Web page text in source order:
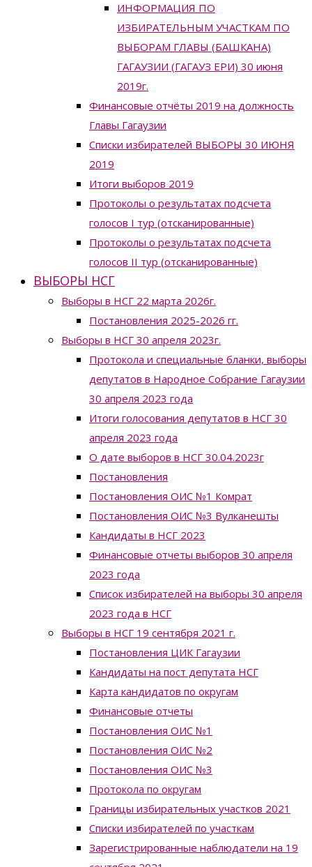
ИНФОРМАЦИЯ ПО
ИЗБИРАТЕЛЬНЫМ УЧАСТКАМ ПО
ВЫБОРАМ ГЛАВЫ (БАШКАНА)
ГАГАУЗИИ (ГАГАУЗ ЕРИ) 30 июня
2019г.
Финансовые отчёты 2019 на должность
Главы Гагаузии
Списки избирателей ВЫБОРЫ 30 ИЮНЯ
2019
Итоги выборов 2019
Протоколы о результатах подсчета
голосов I тур (отсканированные)
Протоколы о результатах подсчета
голосов II тур (отсканированные)
ВЫБОРЫ НСГ
Выборы в НСГ 22 марта 2026г.
Постановления 2025-2026 гг.
Выборы в НСГ 30 апреля 2023г.
Протокола и специальные бланки, выборы
депутатов в Народное Собрание Гагаузии
30 апреля 2023 года
Итоги голосования депутатов в НСГ 30
апреля 2023 года
О дате выборов в НСГ 30.04.2023г
Постановления
Постановления ОИС №1 Комрат
Постановления ОИС №3 Вулканешты
Кандидаты в НСГ 2023
Финансовые отчеты выборов 30 апреля
2023 года
Список избирателей на выборы 30 апреля
2023 года в НСГ
Выборы в НСГ 19 сентября 2021 г.
Постановления ЦИК Гагаузии
Кандидаты на пост депутата НСГ
Карта кандидатов по округам
Финансовые отчеты
Постановления ОИС №1
Постановления ОИС №2
Постановления ОИС №3
Протокола по округам
Границы избирательных участков 2021
Списки избирателей по участкам
Зарегистрированные наблюдатели на 19